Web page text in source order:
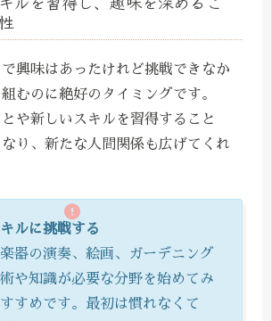
興味はあったけれど挑戦できなか
むのに絶好のタイミングです。
や新しいスキルを習得すること
り、新たな人間関係も広げてくれ
ルに挑戦する
器の演奏、絵画、ガーデニング
や知識が必要な分野を始めてみ
すめです。最初は慣れなくて